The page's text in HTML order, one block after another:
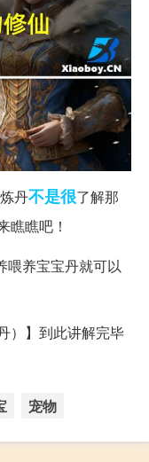
丹不是很了解那
瞧瞧吧！
喂养宝宝丹就可以
）】到此讲解完毕
宠物